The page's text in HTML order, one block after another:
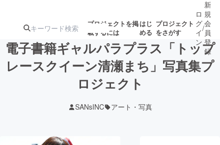
プロジェクトを掲
載するには
はじ
める
プロジェクト
をさがす
注目の新着プロ募集終了が近いプ
ロ
グ
イ
ン
/
新
規
会
員
登
録
電子書籍ギャルパラプラス「トップ
レースクイーン清瀬まち」写真集プ
ロジェクト
SANsINC アート・写真